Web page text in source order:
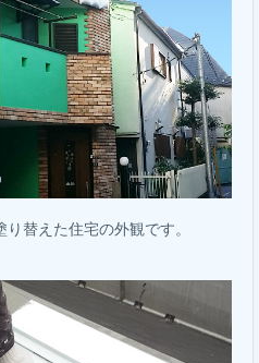
替えた住宅の外観です。